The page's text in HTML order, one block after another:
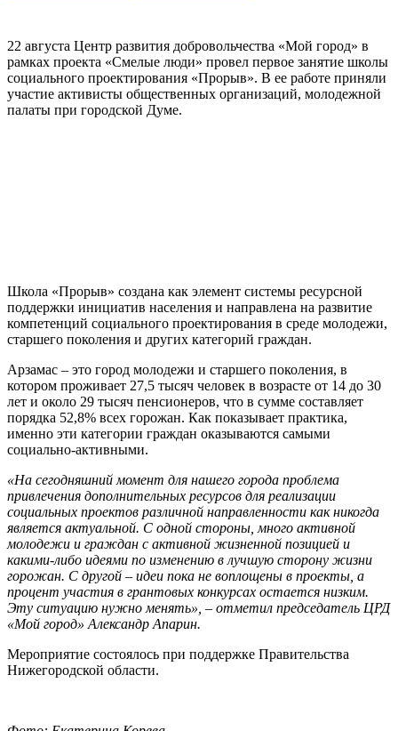
22 августа Центр развития добровольчества «Мой город» в
рамках проекта «Смелые люди» провел первое занятие школы
социального проектирования «Прорыв». В ее работе приняли
участие активисты общественных организаций, молодежной
палаты при городской Думе.
Школа «Прорыв» создана как элемент системы ресурсной
поддержки инициатив населения и направлена на развитие
компетенций социального проектирования в среде молодежи,
старшего поколения и других категорий граждан.
Арзамас – это город молодежи и старшего поколения, в
котором проживает 27,5 тысяч человек в возрасте от 14 до 30
лет и около 29 тысяч пенсионеров, что в сумме составляет
порядка 52,8% всех горожан. Как показывает практика,
именно эти категории граждан оказываются самыми
социально-активными.
«На сегодняшний момент для нашего города проблема
привлечения дополнительных ресурсов для реализации
социальных проектов различной направленности как никогда
является актуальной. С одной стороны, много активной
молодежи и граждан с активной жизненной позицией и
какими-либо идеями по изменению в лучшую сторону жизни
горожан. С другой – идеи пока не воплощены в проекты, а
процент участия в грантовых конкурсах остается низким.
Эту ситуацию нужно менять», – отметил председатель ЦРД
«Мой город» Александр Апарин.
Мероприятие состоялось при поддержке Правительства
Нижегородской области.